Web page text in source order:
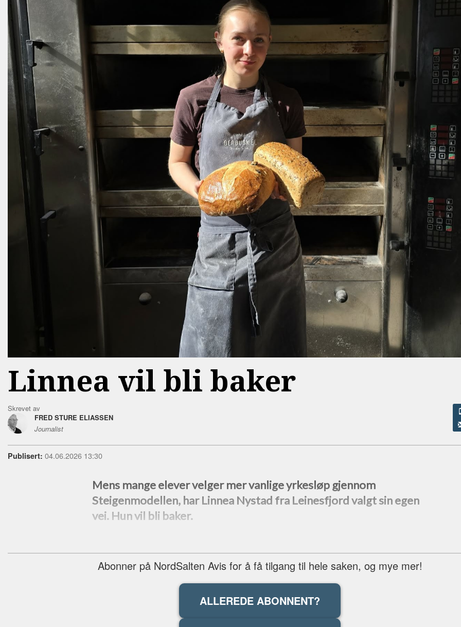
Linnea vil bli baker
Skrevet av
FRED STURE ELIASSEN
Journalist
Publisert: 04.06.2026 13:30
Mens mange elever velger mer vanlige yrkesløp gjennom
Steigenmodellen, har Linnea Nystad fra Leinesfjord valgt sin egen
vei. Hun vil bli baker.
Abonner på NordSalten Avis for å få tilgang til hele saken, og mye mer!
ALLEREDE ABONNENT?